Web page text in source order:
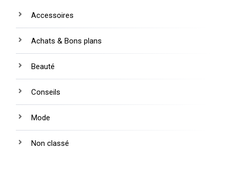
Accessoires
Achats & Bons plans
Beauté
Conseils
Mode
Non classé